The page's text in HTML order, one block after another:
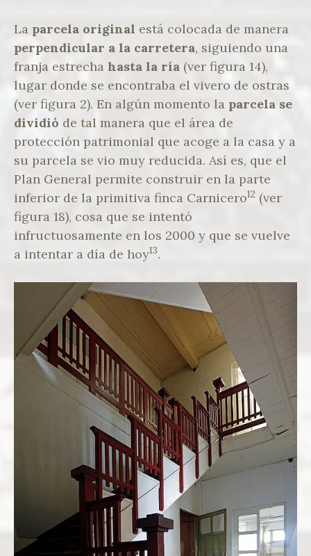
La parcela original está colocada de manera
perpendicular a la carretera, siguiendo una
franja estrecha hasta la ría (ver figura 14),
lugar donde se encontraba el vivero de ostras
(ver figura 2). En algún momento la parcela se
dividió de tal manera que el área de
protección patrimonial que acoge a la casa y a
su parcela se vio muy reducida. Así es, que el
Plan General permite construir en la parte
inferior de la primitiva finca Carnicero12 (ver
figura 18), cosa que se intentó
infructuosamente en los 2000 y que se vuelve
a intentar a día de hoy13.